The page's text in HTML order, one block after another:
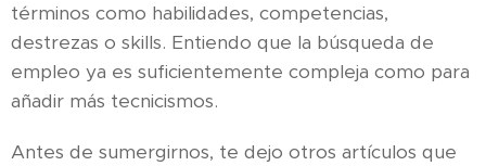
términos como habilidades, competencias,
destrezas o skills. Entiendo que la búsqueda de
empleo ya es suficientemente compleja como para
añadir más tecnicismos.
Antes de sumergirnos, te dejo otros artículos que